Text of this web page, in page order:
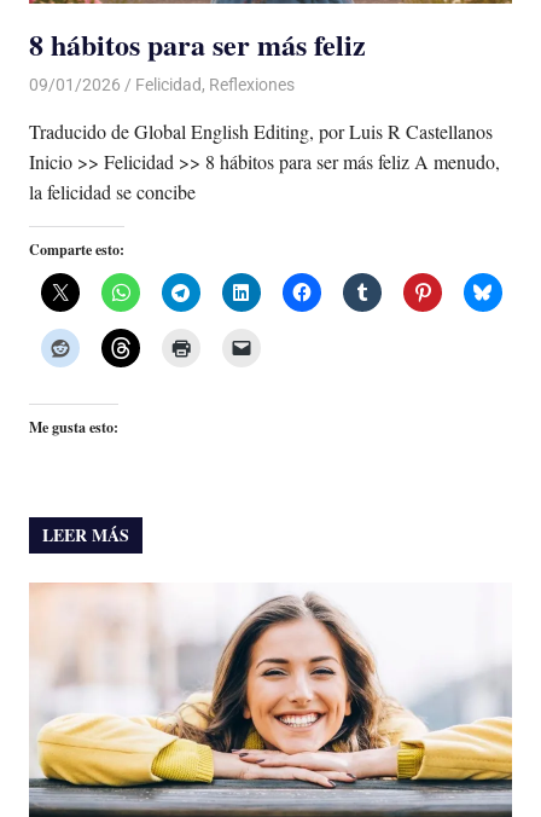
8 hábitos para ser más feliz
09/01/2026 De todo un Poco
Felicidad, Reflexiones
Traducido de Global English Editing, por Luis R Castellanos
Inicio >> Felicidad >> 8 hábitos para ser más feliz A menudo,
la felicidad se concibe
Comparte esto:
Me gusta esto:
LEER MÁS